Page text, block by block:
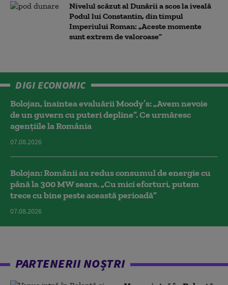
Nivelul scăzut al Dunării a scos la iveală
Podul lui Constantin, din timpul
Imperiului Roman: „Aceste momente
sunt extrem de valoroase”
DIGI ECONOMIC
Bolojan, înaintea evaluării Moody’s: „Avem nevoie
de un guvern cu puteri depline”. Ce urmăresc
agențiile la România
07.08.2026
Bolojan: Românii au redus consumul de energie cu
până la 300 MW seara. „Cu mici eforturi, putem
trece cu bine peste această perioadă”
07.08.2026
PARTENERII NOȘTRI